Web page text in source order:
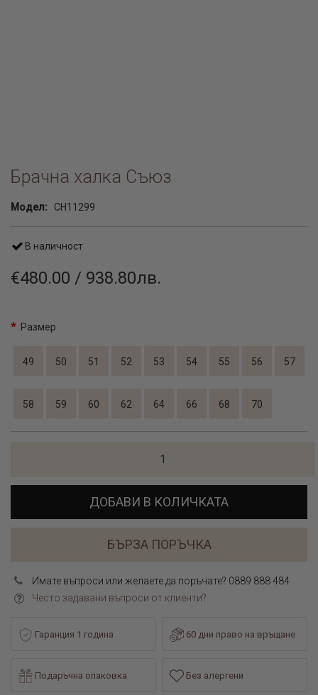
Брачна халка Съюз
Модел: CH11299
В наличност
€480.00 / 938.80лв.
Размер
49 50 51 52 53 54 55 56 57
58 59 60 62 64 66 68 70
ДОБАВИ В КОЛИЧКАТА
БЪРЗА ПОРЪЧКА
Имате въпроси или желаете да поръчате? 0889 888 484
Често задавани въпроси от клиенти?
Гаранция 1 година 60 дни право на връщане
Подаръчна опаковка Без алергени